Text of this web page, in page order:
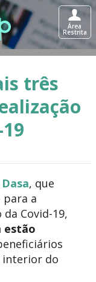
Área
Restrita
três
, que
a
Covid-19,
estão
interior do